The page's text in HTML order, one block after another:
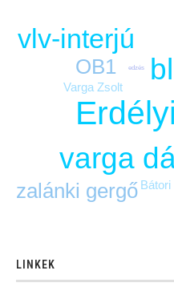
bl
varga
vlv-interjú
OB1
zalánki gergő
Varga Zsolt
edzés
LINKEK